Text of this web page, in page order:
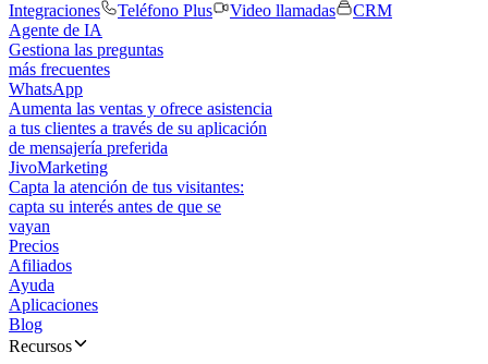
Integraciones
Teléfono Plus Video llamadas
CRM
Agente de IA
Gestiona las preguntas
más frecuentes
WhatsApp
Aumenta las ventas y ofrece asistencia
a tus clientes a través de su aplicación
de mensajería preferida
JivoMarketing
Capta la atención de tus visitantes:
capta su interés antes de que se
vayan
Precios
Afiliados
Ayuda
Aplicaciones
Blog
Recursos